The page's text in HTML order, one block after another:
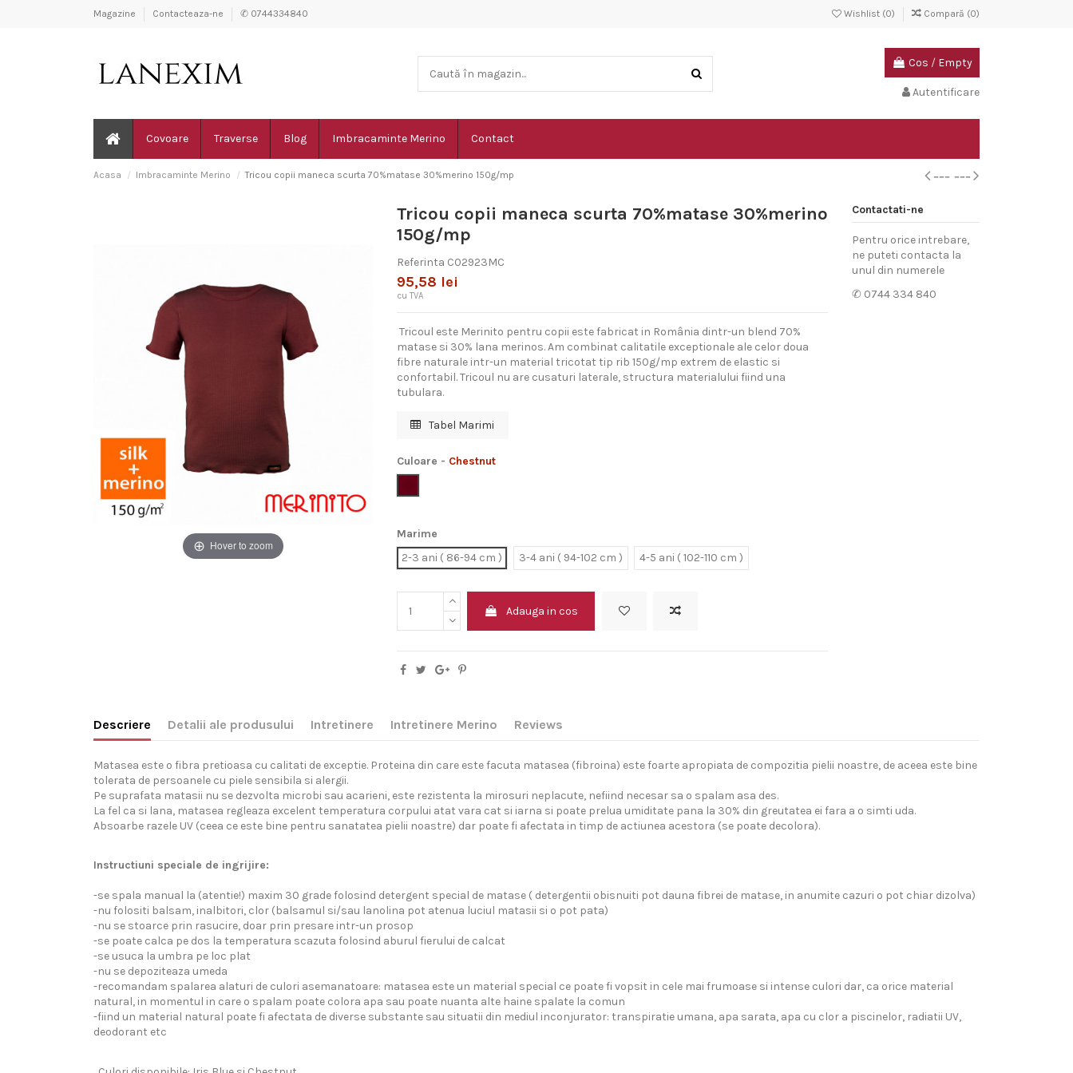
Magazine Contacteaza-ne ✆ 0744334840 Wishlist (0) Compară (0)
Cos / Empty
Autentificare
Covoare Traverse Blog Imbracaminte Merino Contact
Acasa Imbracaminte Merino Tricou copii maneca scurta 70%matase 30%merino 150g/mp
Hover to zoom
Tricou copii maneca scurta 70%matase 30%merino
150g/mp
Referinta C02923MC
95,58 lei
cu TVA
Tricoul este Merinito pentru copii este fabricat in România dintr-un blend 70%
matase si 30% lana merinos. Am combinat calitatile exceptionale ale celor doua
fibre naturale intr-un material tricotat tip rib 150g/mp extrem de elastic si
confortabil. Tricoul nu are cusaturi laterale, structura materialului fiind una
tubulara.
Tabel Marimi
Culoare - Chestnut
Marime
2-3 ani ( 86-94 cm )
3-4 ani ( 94-102 cm ) 4-5 ani ( 102-110 cm )
Adauga in cos
Contactati-ne
Pentru orice intrebare,
ne puteti contacta la
unul din numerele
✆ 0744 334 840
Descriere Detalii ale produsului Intretinere Intretinere Merino Reviews
Matasea este o fibra pretioasa cu calitati de exceptie. Proteina din care este facuta matasea (fibroina) este foarte apropiata de compozitia pielii noastre, de aceea este bine
tolerata de persoanele cu piele sensibila si alergii.
Pe suprafata matasii nu se dezvolta microbi sau acarieni, este rezistenta la mirosuri neplacute, nefiind necesar sa o spalam asa des.
La fel ca si lana, matasea regleaza excelent temperatura corpului atat vara cat si iarna si poate prelua umiditate pana la 30% din greutatea ei fara a o simti uda.
Absoarbe razele UV (ceea ce este bine pentru sanatatea pielii noastre) dar poate fi afectata in timp de actiunea acestora (se poate decolora).
Instructiuni speciale de ingrijire:
-se spala manual la (atentie!) maxim 30 grade folosind detergent special de matase ( detergentii obisnuiti pot dauna fibrei de matase, in anumite cazuri o pot chiar dizolva)
-nu folositi balsam, inalbitori, clor (balsamul si/sau lanolina pot atenua luciul matasii si o pot pata)
-nu se stoarce prin rasucire, doar prin presare intr-un prosop
-se poate calca pe dos la temperatura scazuta folosind aburul fierului de calcat
-se usuca la umbra pe loc plat
-nu se depoziteaza umeda
-recomandam spalarea alaturi de culori asemanatoare: matasea este un material special ce poate fi vopsit in cele mai frumoase si intense culori dar, ca orice material
natural, in momentul in care o spalam poate colora apa sau poate nuanta alte haine spalate la comun
-fiind un material natural poate fi afectata de diverse substante sau situatii din mediul inconjurator: transpiratie umana, apa sarata, apa cu clor a piscinelor, radiatii UV,
deodorant etc